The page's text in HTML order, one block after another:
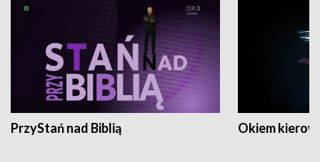
PrzyStań nad Biblią Okiem